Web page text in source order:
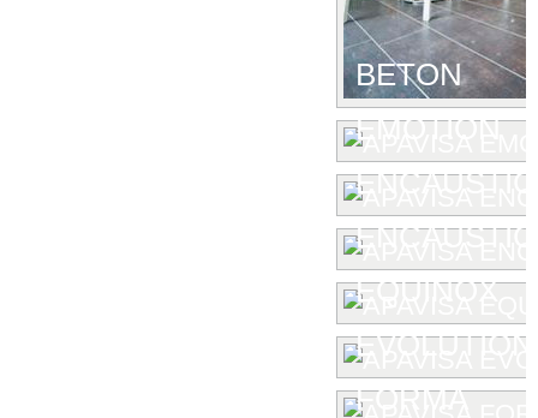
BETON
EMOTION
ENCAUSTIC
EQUINOX
EVOLUTION
FORMA